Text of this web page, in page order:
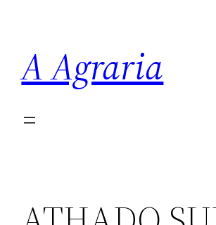
contenido
A Agraria